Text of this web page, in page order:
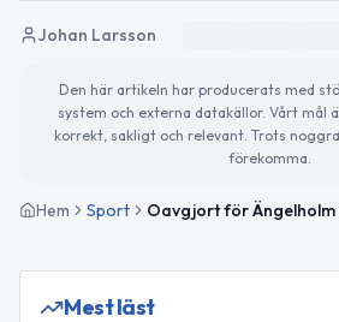
Johan Larsson
Den här artikeln har producerats med
system och externa datakällor. Vårt mål
korrekt, sakligt och relevant. Trots
förekomma.
Hem Sport
Mest läst